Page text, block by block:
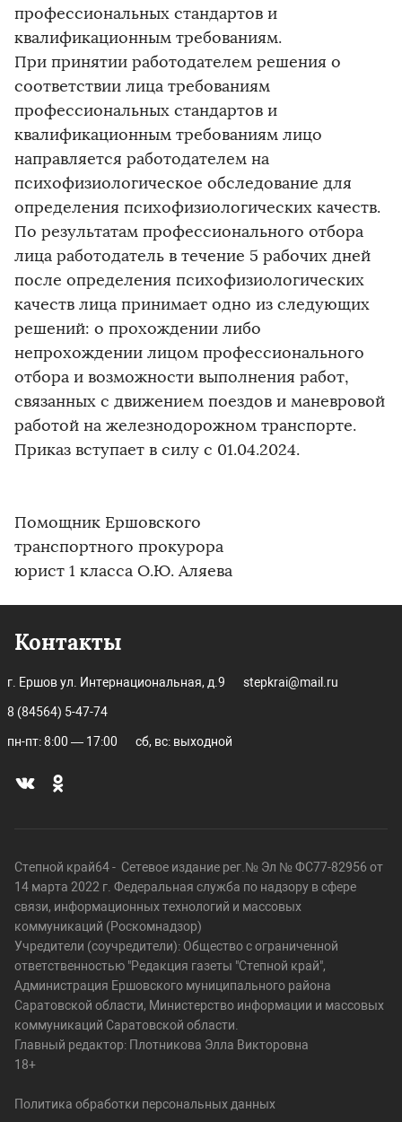
профессиональных стандартов и
квалификационным требованиям.
При принятии работодателем решения о
соответствии лица требованиям
профессиональных стандартов и
квалификационным требованиям лицо
направляется работодателем на
психофизиологическое обследование для
определения психофизиологических качеств.
По результатам профессионального отбора
лица работодатель в течение 5 рабочих дней
после определения психофизиологических
качеств лица принимает одно из следующих
решений: о прохождении либо
непрохождении лицом профессионального
отбора и возможности выполнения работ,
связанных с движением поездов и маневровой
работой на железнодорожном транспорте.
Приказ вступает в силу с 01.04.2024.
Помощник Ершовского
транспортного прокурора
юрист 1 класса О.Ю. Аляева
Контакты
г. Ершов ул. Интернациональная, д.9 stepkrai@mail.ru
8 (84564) 5-47-74
пн-пт: 8:00 — 17:00 сб, вс: выходной
Степной край64 - Сетевое издание рег.№ Эл № ФС77-82956 от
14 марта 2022 г. Федеральная служба по надзору в сфере
связи, информационных технологий и массовых
коммуникаций (Роскомнадзор)
Учредители (соучредители): Общество с ограниченной
ответственностью "Редакция газеты "Степной край",
Администрация Ершовского муниципального района
Саратовской области, Министерство информации и массовых
коммуникаций Саратовской области.
Главный редактор: Плотникова Элла Викторовна
18+
Политика обработки персональных данных